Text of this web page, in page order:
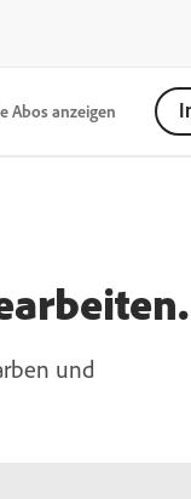
Abos anzeigen
und